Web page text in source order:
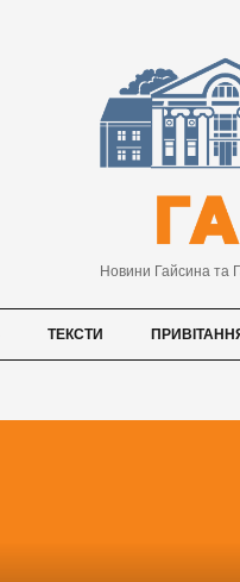
Новини Гайсина та
ТЕКСТИ